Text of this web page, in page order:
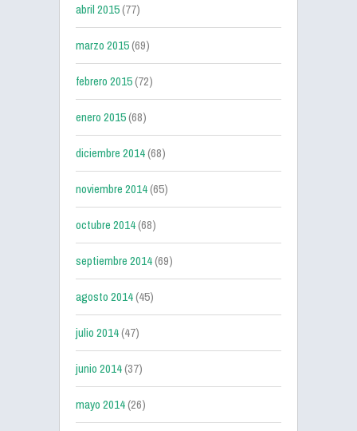
abril 2015(77)
marzo 2015(69)
febrero 2015(72)
enero 2015(68)
diciembre 2014(68)
noviembre 2014(65)
octubre 2014(68)
septiembre 2014(69)
agosto 2014(45)
julio 2014(47)
junio 2014(37)
mayo 2014(26)